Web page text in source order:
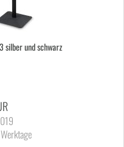
sil­ber und schwarz